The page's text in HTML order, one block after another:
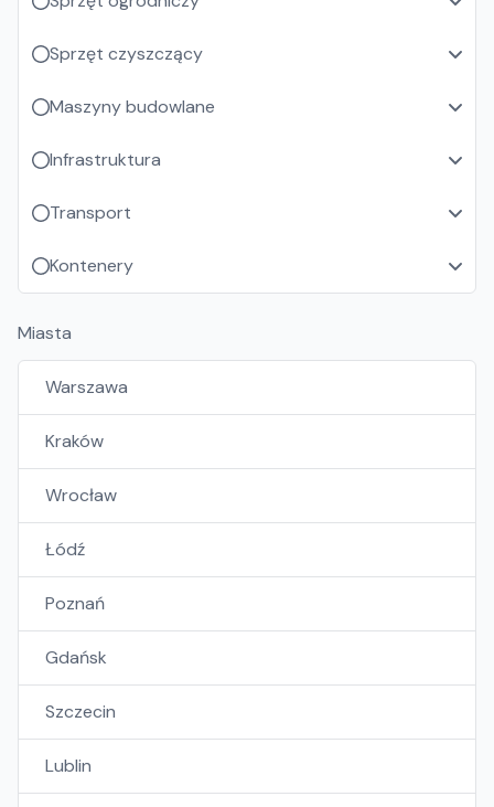
Sprzęt czyszczący
Maszyny budowlane
Infrastruktura
Transport
Kontenery
Miasta
Warszawa
Kraków
Wrocław
Łódź
Poznań
Gdańsk
Szczecin
Lublin